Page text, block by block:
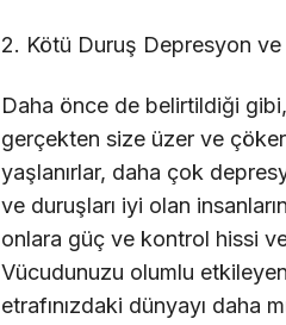
2. Kötü Duruş Depresyon
Daha önce de belirtildiği
gerçekten size üzer ve
yaşlanırlar, daha çok
ve duruşları iyi olan
onlara güç ve kontrol hissi
Vücudunuzu olumlu
etrafınızdaki dünyayı daha